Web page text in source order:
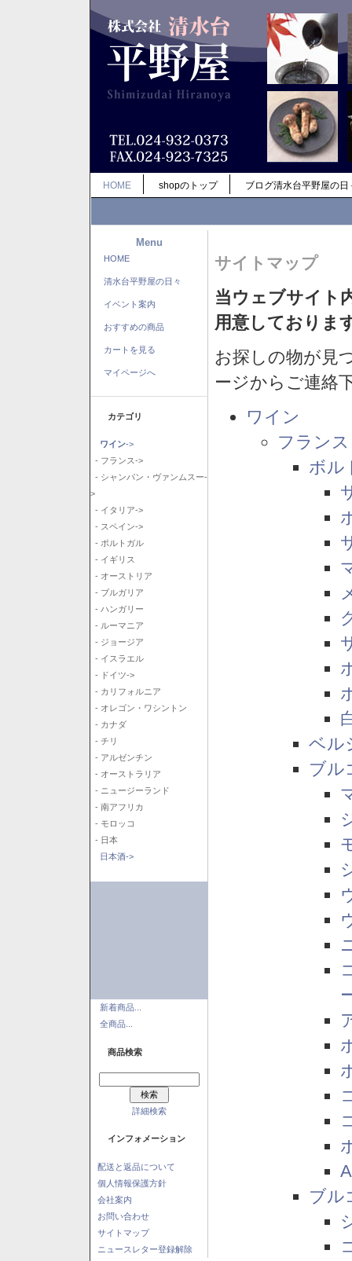
HOME shopのトップ ブログ清水台平野屋の日
Menu
HOME
清水台平野屋の日々
イベント案内
おすすめの商品
カートを見る
マイページへ
カテゴリ
ワイン->
- フランス->
- シャンパン・ヴァンムスー-
>
- イタリア->
- スペイン->
- ポルトガル
- イギリス
- オーストリア
- ブルガリア
- ハンガリー
- ルーマニア
- ジョージア
- イスラエル
- ドイツ->
- カリフォルニア
- オレゴン・ワシントン
- カナダ
- チリ
- アルゼンチン
- オーストラリア
- ニュージーランド
- 南アフリカ
- モロッコ
- 日本
日本酒->
新着商品...
全商品...
商品検索
詳細検索
インフォメーション
配送と返品について
個人情報保護方針
会社案内
お問い合わせ
サイトマップ
ニュースレター登録解除
サイトマップ
当ウェブサイト
用意しておりま
お探しの物が見
ージからご連絡
ワイン
フランス
ボル
ベル
ブル
ブル